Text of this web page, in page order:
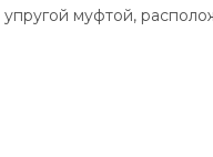
муфтой,